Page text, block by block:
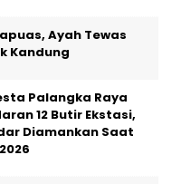
Ayah Tewas
Kandung
Palangka Raya
12 Butir Ekstasi,
Diamankan Saat